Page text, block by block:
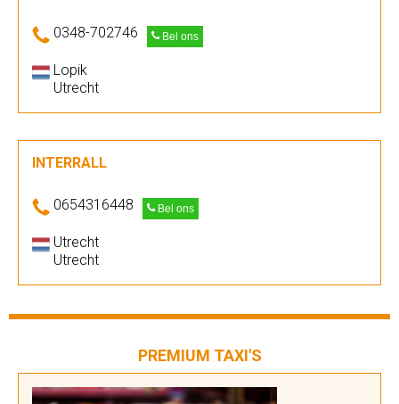
0348-702746 Bel ons
Lopik
Utrecht
INTERRALL
0654316448 Bel ons
Utrecht
Utrecht
PREMIUM TAXI'S